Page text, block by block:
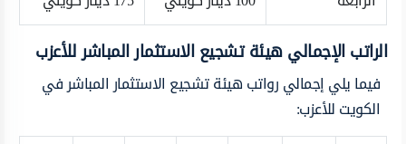
الراتب الإجمالي هيئة تشجيع الاستثمار المباشر للأعزب
فيما يلي إجمالي رواتب هيئة تشجيع الاستثمار المباشر في
الكويت للأعزب: